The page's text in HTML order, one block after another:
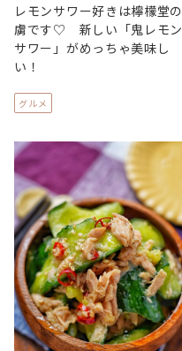
レモンサワー好きは檸檬堂の
虜です♡ 新しい「鬼レモン
サワー」がめっちゃ美味し
い！
グルメ